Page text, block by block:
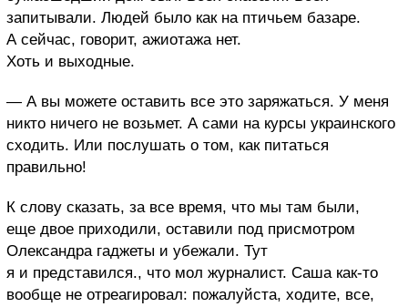
запитывали. Людей было как на птичьем базаре.
А сейчас, говорит, ажиотажа нет.
Хоть и выходные.
— А вы можете оставить все это заряжаться. У меня
никто ничего не возьмет. А сами на курсы украинского
сходить. Или послушать о том, как питаться
правильно!
К слову сказать, за все время, что мы там были,
еще двое приходили, оставили под присмотром
Олександра гаджеты и убежали. Тут
я и представился., что мол журналист. Саша как-то
вообще не отреагировал: пожалуйста, ходите, все,